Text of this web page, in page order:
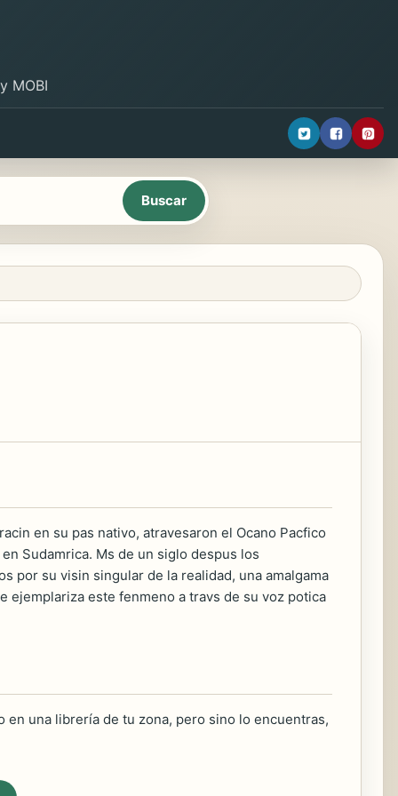
MOBI
en su pas nativo, atravesaron el Ocano Pacfico
Sudamrica. Ms de un siglo despus los
por su visin singular de la realidad, una amalgama
ejemplariza este fenmeno a travs de su voz potica
una librería de tu zona, pero sino lo encuentras,